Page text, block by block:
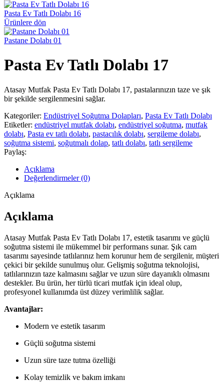
Pasta Ev Tatlı Dolabı 16
Ürünlere dön
Pastane Dolabı 01
Pasta Ev Tatlı Dolabı 17
Atasay Mutfak Pasta Ev Tatlı Dolabı 17, pastalarınızın taze ve şık
bir şekilde sergilenmesini sağlar.
Kategoriler: Endüstriyel Soğutma Dolapları, Pasta Ev Tatlı Dolabı
Etiketler: endüstriyel mutfak dolabı, endüstriyel soğutma, mutfak
dolabı, Pasta ev tatlı dolabı, pastacılık dolabı, sergileme dolabı,
soğutma sistemi, soğutmalı dolap, tatlı dolabı, tatlı sergileme
Paylaş:
Açıklama
Değerlendirmeler (0)
Açıklama
Açıklama
Atasay Mutfak Pasta Ev Tatlı Dolabı 17, estetik tasarımı ve güçlü
soğutma sistemi ile mükemmel bir performans sunar. Şık cam
tasarımı sayesinde tatlılarınız hem korunur hem de sergilenir, müşteri
çekici bir şekilde sunulmuş olur. Gelişmiş soğutma teknolojisi,
tatlılarınızın taze kalmasını sağlar ve uzun süre dayanıklı olmasını
destekler. Bu ürün, her türlü ticari mutfak için ideal olup,
profesyonel kullanımda üst düzey verimlilik sağlar.
Avantajlar:
Modern ve estetik tasarım
Güçlü soğutma sistemi
Uzun süre taze tutma özelliği
Kolay temizlik ve bakım imkanı